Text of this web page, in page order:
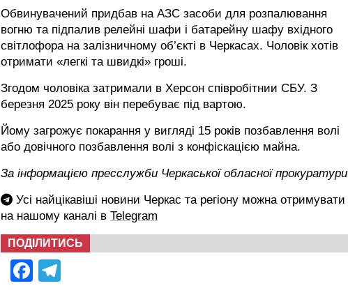
Обвинувачений придбав на АЗС засоби для розпалювання
вогню та підпалив релейні шафи і батарейну шафу вхідного
світлофора на залізничному об’єкті в Черкасах. Чоловік хотів
отримати «легкі та швидкі» гроші.
Згодом чоловіка затримали в Херсон співробітнии СБУ. З
березня 2025 року він перебуває під вартою.
Йому загрожує покарання у вигляді 15 років позбавлення волі
або довічного позбавлення волі з конфіскацією майна.
За інформацією пресслужби Черкаської обласної прокуратури
Усі найцікавіші новини Черкас та регіону можна отримувати
на нашому каналі в Telegram
ПОДІЛИТИСЬ
Facebook